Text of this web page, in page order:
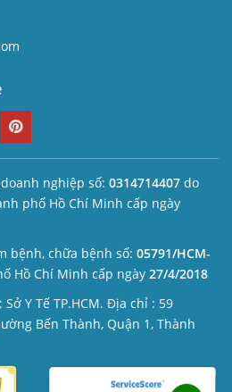
nghiệp số: 0314714407 do
phố Hồ Chí Minh cấp ngày
bệnh, chữa bệnh số: 05791/HCM-
Hồ Chí Minh cấp ngày 27/4/2018
Y Tế TP.HCM. Địa chỉ : 59
Bến Thành, Quận 1, Thành